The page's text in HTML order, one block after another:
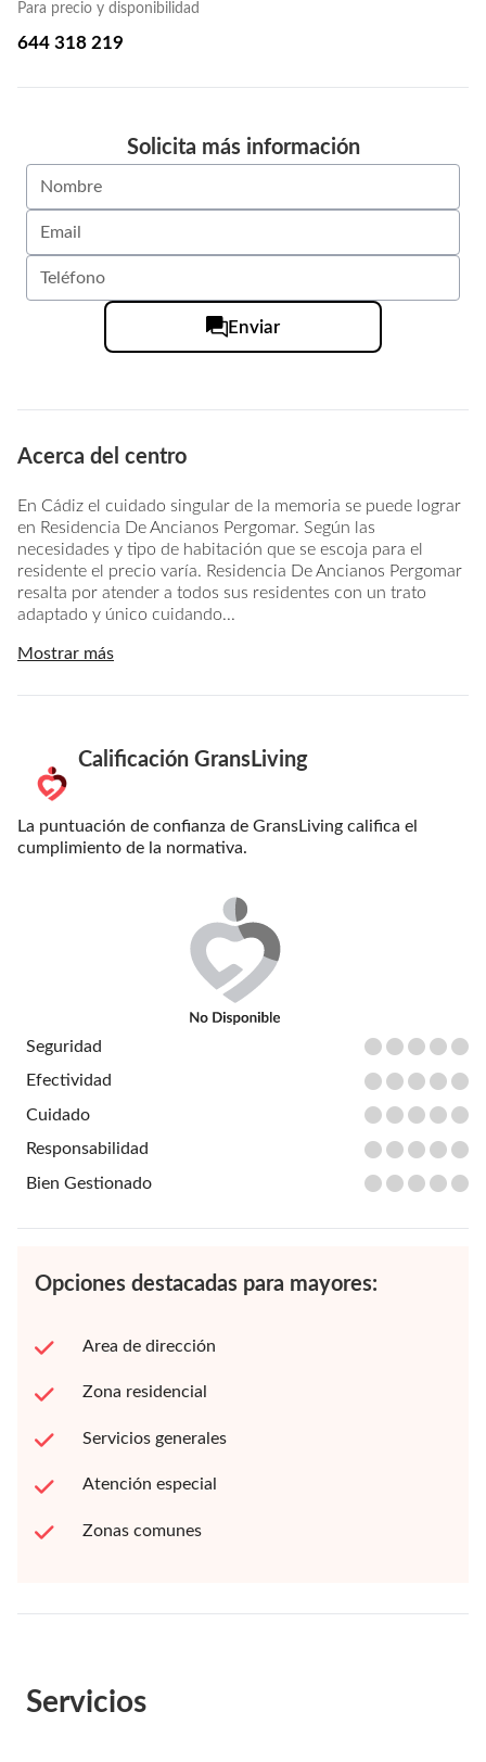
Para precio y disponibilidad
644 318 219
Solicita más información
Enviar
Acerca del centro
En Cádiz el cuidado singular de la memoria se puede lograr
en Residencia De Ancianos Pergomar. Según las
necesidades y tipo de habitación que se escoja para el
residente el precio varía. Residencia De Ancianos Pergomar
resalta por atender a todos sus residentes con un trato
adaptado y único cuidando...
Mostrar más
Calificación GransLiving
La puntuación de confianza de GransLiving califica el
cumplimiento de la normativa.
Seguridad
Efectividad
Cuidado
Responsabilidad
Bien Gestionado
Opciones destacadas para mayores:
Area de dirección
Zona residencial
Servicios generales
Atención especial
Zonas comunes
Servicios